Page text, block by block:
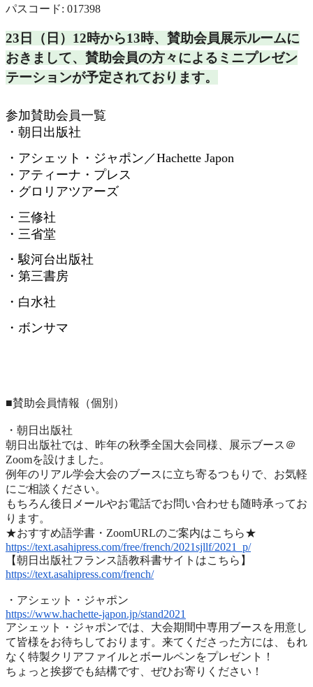
パスコード: 017398
23日（日）12時から13時、 賛助会員展示ルームに
おきまして、 賛助会員の方々によるミニプレゼン
テーションが予定されております。
参加賛助会員一覧
・朝日出版社
・アシェット・ジャポン／Hachette Japon
・アティーナ・プレス
・グロリアツアーズ
・三修社
・三省堂
・駿河台出版社
・第三書房
・白水社
・ボンサマ
■賛助会員情報（個別）
・朝日出版社
朝日出版社では、昨年の秋季全国大会同様、展示ブース＠
Zoomを設けました。
例年のリアル学会大会のブースに立ち寄るつもりで、 お気軽
にご相談ください。
もちろん後日メールやお電話でお問い合わせも随時承ってお
ります。
★おすすめ語学書・ZoomURLのご案内はこちら★
https://text.asahipress.com/free/french/2021sjllf/2021_p/
【朝日出版社フランス語教科書サイトはこちら】
https://text.asahipress.com/french/
・アシェット・ジャポン
https://www.hachette-japon.jp/stand2021
アシェット・ジャポンでは、 大会期間中専用ブースを用意し
て皆様をお待ちしております。 来てくださった方には、
もれ
なく特製クリアファイルとボールペンをプレゼント！
ちょっと挨拶でも結構です、ぜひお寄りください！